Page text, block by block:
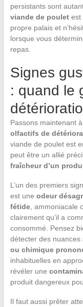
persistants sont
viande de pouletest
propre palais et
lorsque vous
repas.
Signes
: quand le
Passons maintenant
olfactifs de
viande de poulet est
peut être un allié
fraîcheur d’un
L’un des premiers
est une odeur
fétide, ammoniacale
clairement qu’il a
consommé. Pensez
détecter des nuances
ou chimique
inhabituelles en
révéler une
produit dangereux
Il faut aussi prêter